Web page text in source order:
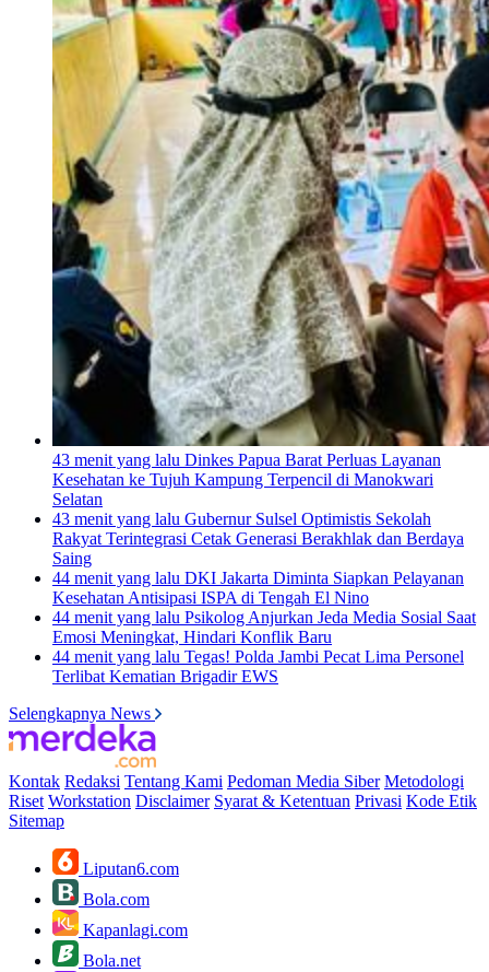
43 menit yang lalu Dinkes Papua Barat Perluas Layanan
Kesehatan ke Tujuh Kampung Terpencil di Manokwari
Selatan
43 menit yang lalu Gubernur Sulsel Optimistis Sekolah
Rakyat Terintegrasi Cetak Generasi Berakhlak dan Berdaya
Saing
44 menit yang lalu DKI Jakarta Diminta Siapkan Pelayanan
Kesehatan Antisipasi ISPA di Tengah El Nino
44 menit yang lalu Psikolog Anjurkan Jeda Media Sosial Saat
Emosi Meningkat, Hindari Konflik Baru
44 menit yang lalu Tegas! Polda Jambi Pecat Lima Personel
Terlibat Kematian Brigadir EWS
Selengkapnya News
Kontak Redaksi Tentang Kami Pedoman Media Siber Metodologi
Riset Workstation Disclaimer Syarat & Ketentuan Privasi Kode Etik
Sitemap
Liputan6.com
Bola.com
Kapanlagi.com
Bola.net